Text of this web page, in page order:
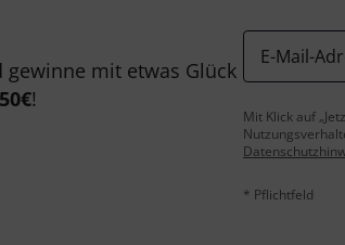
mit etwas Glück
50€!
E-Mail-
Mit Klick auf
* Pflichtfeld